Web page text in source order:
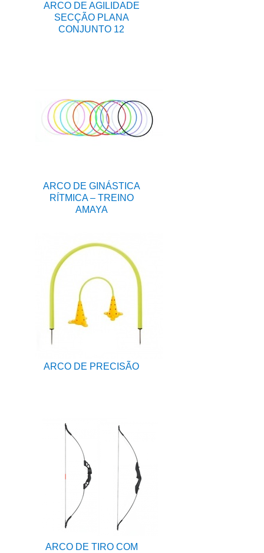
ARCO DE AGILIDADE
SECÇÃO PLANA
CONJUNTO 12
ARCO DE GINÁSTICA
RÍTMICA – TREINO
AMAYA
ARCO DE PRECISÃO
ARCO DE TIRO COM